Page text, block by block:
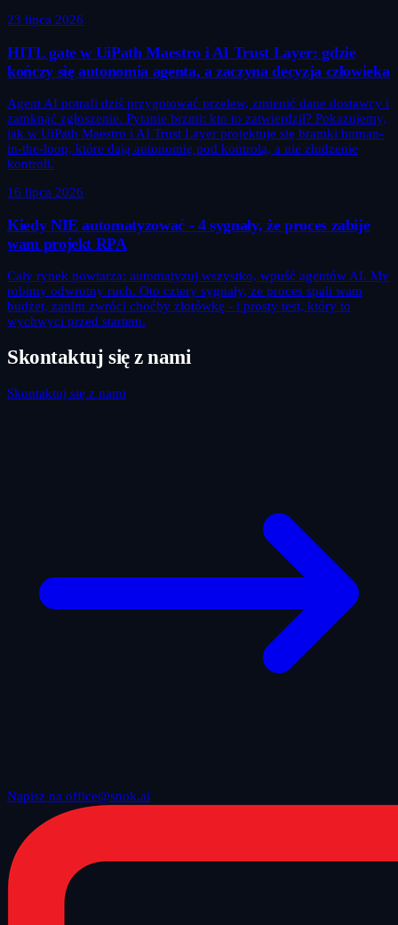
23 lipca 2026
HITL gate w UiPath Maestro i AI Trust Layer: gdzie
kończy się autonomia agenta, a zaczyna decyzja człowieka
Agent AI potrafi dziś przygotować przelew, zmienić dane dostawcy i
zamknąć zgłoszenie. Pytanie brzmi: kto to zatwierdził? Pokazujemy,
jak w UiPath Maestro i AI Trust Layer projektuje się bramki human-
in-the-loop, które dają autonomię pod kontrolą, a nie złudzenie
kontroli.
16 lipca 2026
Kiedy NIE automatyzować - 4 sygnały, że proces zabije
wam projekt RPA
Cały rynek powtarza: automatyzuj wszystko, wpuść agentów AI. My
robimy odwrotny ruch. Oto cztery sygnały, że proces spali wam
budżet, zanim zwróci choćby złotówkę - i prosty test, który to
wychwyci przed startem.
Skontaktuj się z nami
Skontaktuj się z nami
Napisz na office@snok.ai